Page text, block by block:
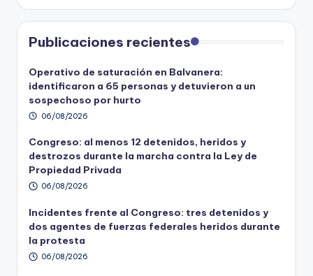
Publicaciones recientes
Operativo de saturación en Balvanera:
identificaron a 65 personas y detuvieron a un
sospechoso por hurto
06/08/2026
Congreso: al menos 12 detenidos, heridos y
destrozos durante la marcha contra la Ley de
Propiedad Privada
06/08/2026
Incidentes frente al Congreso: tres detenidos y
dos agentes de fuerzas federales heridos durante
la protesta
06/08/2026